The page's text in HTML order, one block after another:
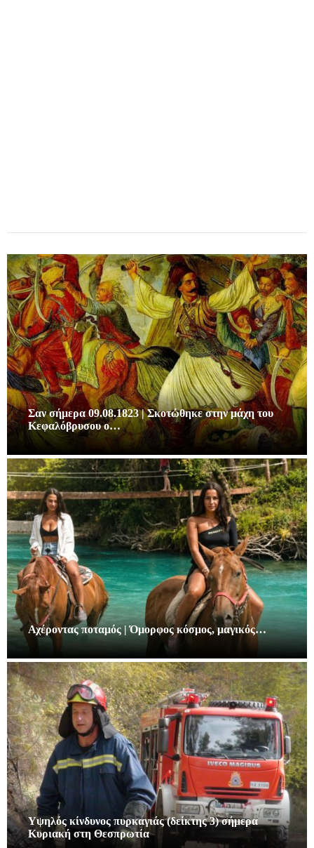
Σαν σήμερα 09.08.1823 | Σκοτώθηκε στην μάχη του
Κεφαλόβρυσου ο…
Αχέροντας ποταμός | Όμορφος κόσμος, μαγικός…
Υψηλός κίνδυνος πυρκαγιάς (δείκτης 3) σήμερα
Κυριακή στη Θεσπρωτία